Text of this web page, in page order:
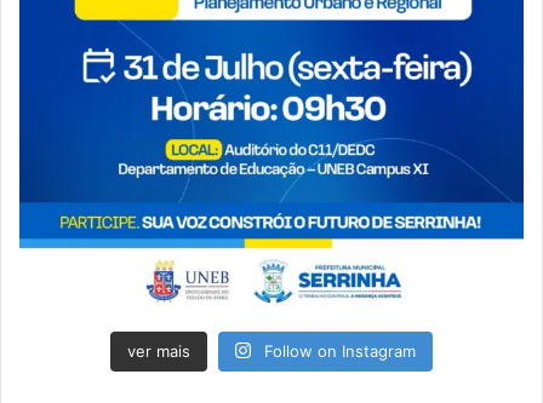
ver mais Follow on Instagram